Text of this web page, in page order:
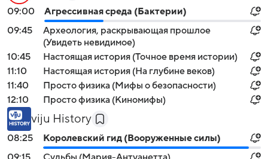
09:00
Агрессивная среда (Бактерии)
09:45
Археология, раскрывающая прошлое
(Увидеть невидимое)
10:45
Настоящая история (Точное время истории)
11:10
Настоящая история (На глубине веков)
11:40
Просто физика (Мифы о безопасности)
12:10
Просто физика (Киномифы)
viju History
08:25
Королевский гид (Вооруженные силы)